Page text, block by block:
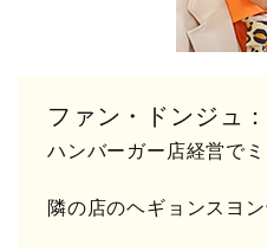
ファン・ドンジュ
ハンバーガー店経営でミ
隣の店のヘギョンスヨ